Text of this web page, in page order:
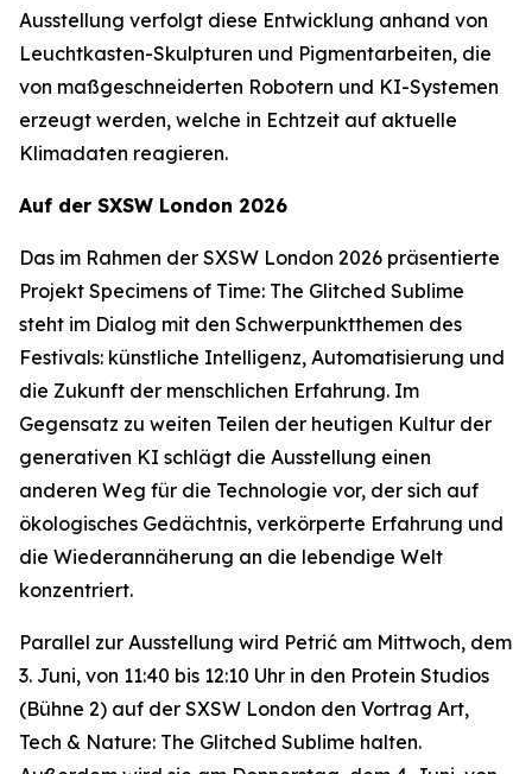
Ausstellung verfolgt diese Entwicklung anhand von
Leuchtkasten-Skulpturen und Pigmentarbeiten, die
von maßgeschneiderten Robotern und KI-Systemen
erzeugt werden, welche in Echtzeit auf aktuelle
Klimadaten reagieren.
Auf der SXSW London 2026
Das im Rahmen der SXSW London 2026 präsentierte
Projekt Specimens of Time: The Glitched Sublime
steht im Dialog mit den Schwerpunktthemen des
Festivals: künstliche Intelligenz, Automatisierung und
die Zukunft der menschlichen Erfahrung. Im
Gegensatz zu weiten Teilen der heutigen Kultur der
generativen KI schlägt die Ausstellung einen
anderen Weg für die Technologie vor, der sich auf
ökologisches Gedächtnis, verkörperte Erfahrung und
die Wiederannäherung an die lebendige Welt
konzentriert.
Parallel zur Ausstellung wird Petrić am Mittwoch, dem
3. Juni, von 11:40 bis 12:10 Uhr in den Protein Studios
(Bühne 2) auf der SXSW London den Vortrag Art,
Tech & Nature: The Glitched Sublime halten.